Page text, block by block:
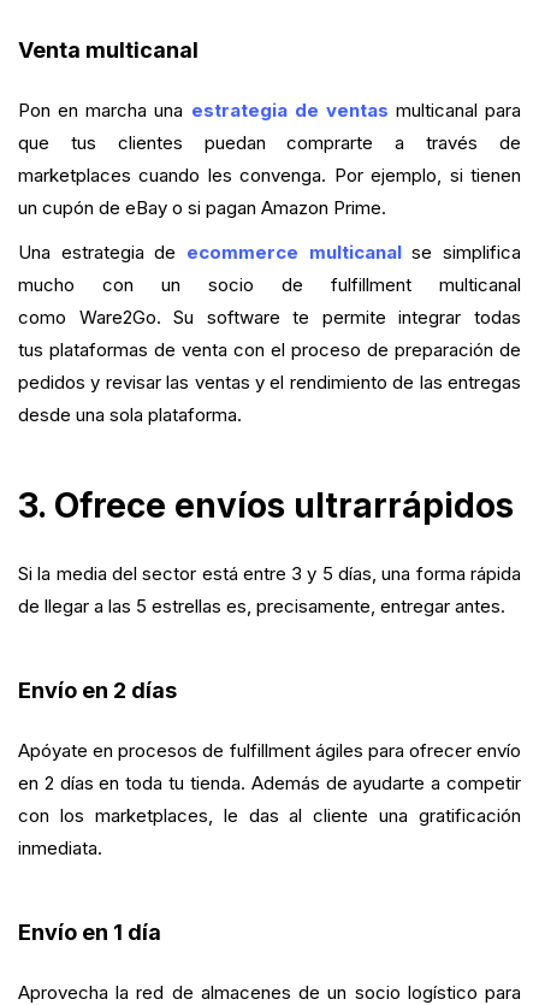
Venta multicanal
Pon en marcha una estrategia de ventas multicanal para
que tus clientes puedan comprarte a través de
marketplaces cuando les convenga. Por ejemplo, si tienen
un cupón de eBay o si pagan Amazon Prime.
Una estrategia de ecommerce multicanalse simplifica
mucho con un socio de fulfillment multicanal
como Ware2Go. Su software te permite integrar todas
tus plataformas de venta con el proceso de preparación de
pedidos y revisar las ventas y el rendimiento de las entregas
desde una sola plataforma.
3. Ofrece envíos ultrarrápidos
Si la media del sector está entre 3 y 5 días, una forma rápida
de llegar a las 5 estrellas es, precisamente, entregar antes.
Envío en 2 días
Apóyate en procesos de fulfillment ágiles para ofrecer envío
en 2 días en toda tu tienda. Además de ayudarte a competir
con los marketplaces, le das al cliente una gratificación
inmediata.
Envío en 1 día
Aprovecha la red de almacenes de un socio logístico para